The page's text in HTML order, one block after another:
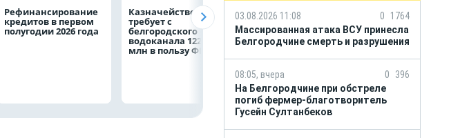
Рефинансирование
кредитов в первом
полугодии 2026 года
Казначейство
требует с
белгородского
водоканала 122,8
млн в пользу ФРТ
Александр Шуваев:
При поддержке
Национального
центра помощи
в Белгородской
области усилили
подразделение
«БАРС-Белгород»
ВТБ предоставит
млрд рублей
на строительство
складских
03.08.2026 11:08 0
1764
Массированная атака ВСУ принесла
Белгородчине смерть и разрушения
08:05, вчера 0
396
На Белгородчине при обстреле
погиб фермер-благотворитель
Гусейн Султанбеков